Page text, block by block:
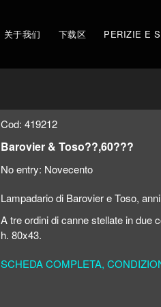
关于我们 下载区 PERIZIE E
Cod: 419212
Barovier & Toso??,60???
No entry: Novecento
Lampadario di Barovier e Toso, anni
A tre ordini di canne stellate in due
h. 80x43.
SCHEDA COMPLETA,